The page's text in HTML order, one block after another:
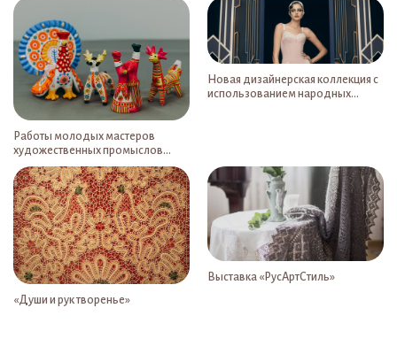
Работы молодых мастеров
художественных промыслов
в Волгограде
Новая дизайнерская коллекция с
использованием народных
«Души и рук творенье»
Выставка «РусАртСтиль»